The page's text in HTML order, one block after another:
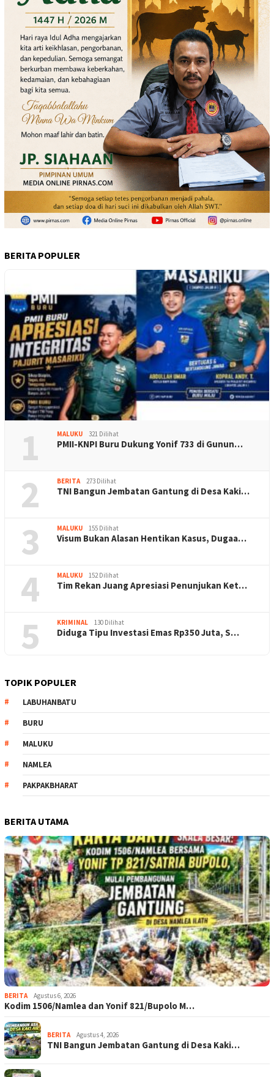
BERITA POPULER
1 MALUKU 321 Dilihat
PMII-KNPI Buru Dukung Yonif 733 di Gunun…
2 BERITA 273 Dilihat
TNI Bangun Jembatan Gantung di Desa Kaki…
3 MALUKU 155 Dilihat
Visum Bukan Alasan Hentikan Kasus, Dugaa…
4 MALUKU 152 Dilihat
Tim Rekan Juang Apresiasi Penunjukan Ket…
5 KRIMINAL 130 Dilihat
Diduga Tipu Investasi Emas Rp350 Juta, S…
TOPIK POPULER
LABUHANBATU
BURU
MALUKU
NAMLEA
PAKPAKBHARAT
BERITA UTAMA
BERITA Agustus 6, 2026
Kodim 1506/Namlea dan Yonif 821/Bupolo M…
BERITA Agustus 4, 2026
TNI Bangun Jembatan Gantung di Desa Kaki…